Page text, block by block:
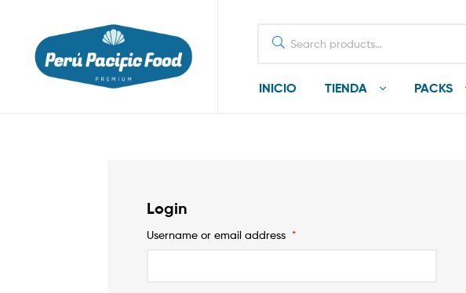
for:
INICIO TIENDA PACKS
Login
Username or email address *